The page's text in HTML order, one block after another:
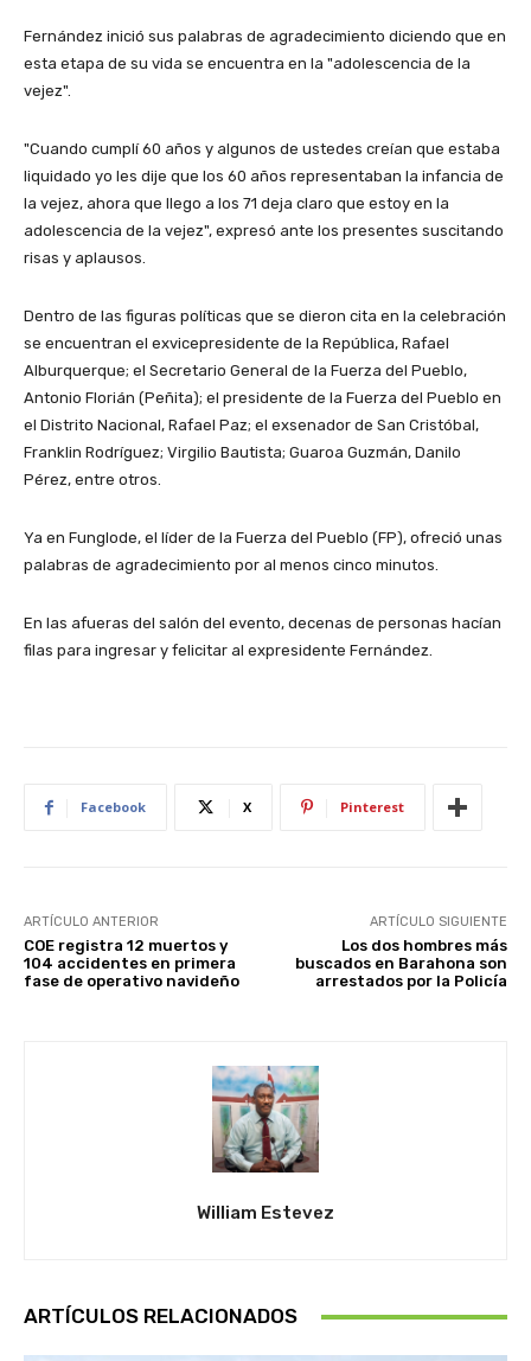
Fernández inició sus palabras de agradecimiento diciendo que en
esta etapa de su vida se encuentra en la "adolescencia de la
vejez".
"Cuando cumplí 60 años y algunos de ustedes creían que estaba
liquidado yo les dije que los 60 años representaban la infancia de
la vejez, ahora que llego a los 71 deja claro que estoy en la
adolescencia de la vejez", expresó ante los presentes suscitando
risas y aplausos.
Dentro de las figuras políticas que se dieron cita en la celebración
se encuentran el exvicepresidente de la República, Rafael
Alburquerque; el Secretario General de la Fuerza del Pueblo,
Antonio Florián (Peñita); el presidente de la Fuerza del Pueblo en
el Distrito Nacional, Rafael Paz; el exsenador de San Cristóbal,
Franklin Rodríguez; Virgilio Bautista; Guaroa Guzmán, Danilo
Pérez, entre otros.
Ya en Funglode, el líder de la Fuerza del Pueblo (FP), ofreció unas
palabras de agradecimiento por al menos cinco minutos.
En las afueras del salón del evento, decenas de personas hacían
filas para ingresar y felicitar al expresidente Fernández.
Facebook X Pinterest
ARTÍCULO ANTERIOR
COE registra 12 muertos y
104 accidentes en primera
fase de operativo navideño
ARTÍCULO SIGUIENTE
Los dos hombres más
buscados en Barahona son
arrestados por la Policía
William Estevez
ARTÍCULOS RELACIONADOS